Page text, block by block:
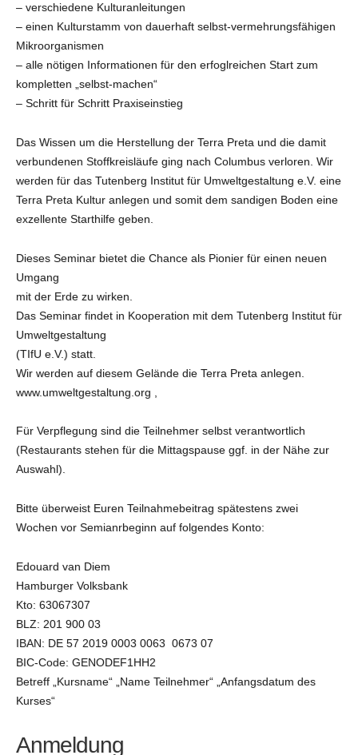
– verschiedene Kulturanleitungen
– einen Kulturstamm von dauerhaft selbst-vermehrungsfähigen
Mikroorganismen
– alle nötigen Informationen für den erfoglreichen Start zum
kompletten „selbst-machen“
– Schritt für Schritt Praxiseinstieg
Das Wissen um die Herstellung der Terra Preta und die damit
verbundenen Stoffkreisläufe ging nach Columbus verloren. Wir
werden für das Tutenberg Institut für Umweltgestaltung e.V. eine
Terra Preta Kultur anlegen und somit dem sandigen Boden eine
exzellente Starthilfe geben.
Dieses Seminar bietet die Chance als Pionier für einen neuen
Umgang
mit der Erde zu wirken.
Das Seminar findet in Kooperation mit dem Tutenberg Institut für
Umweltgestaltung
(TIfU e.V.) statt.
Wir werden auf diesem Gelände die Terra Preta anlegen.
www.umweltgestaltung.org ,
Für Verpflegung sind die Teilnehmer selbst verantwortlich
(Restaurants stehen für die Mittagspause ggf. in der Nähe zur
Auswahl).
Bitte überweist Euren Teilnahmebeitrag spätestens zwei
Wochen vor Semianrbeginn auf folgendes Konto:
Edouard van Diem
Hamburger Volksbank
Kto: 63067307
BLZ: 201 900 03
IBAN: DE 57 2019 0003 0063 0673 07
BIC-Code: GENODEF1HH2
Betreff „Kursname“ „Name Teilnehmer“ „Anfangsdatum des
Kurses“
Anmeldung